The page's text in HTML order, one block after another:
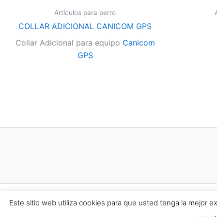
Artículos para perro
COLLAR ADICIONAL CANICOM GPS
Collar Adicional para equipo Canicom
GPS
Todos los
Este sitio web utiliza cookies para que usted tenga la mejor